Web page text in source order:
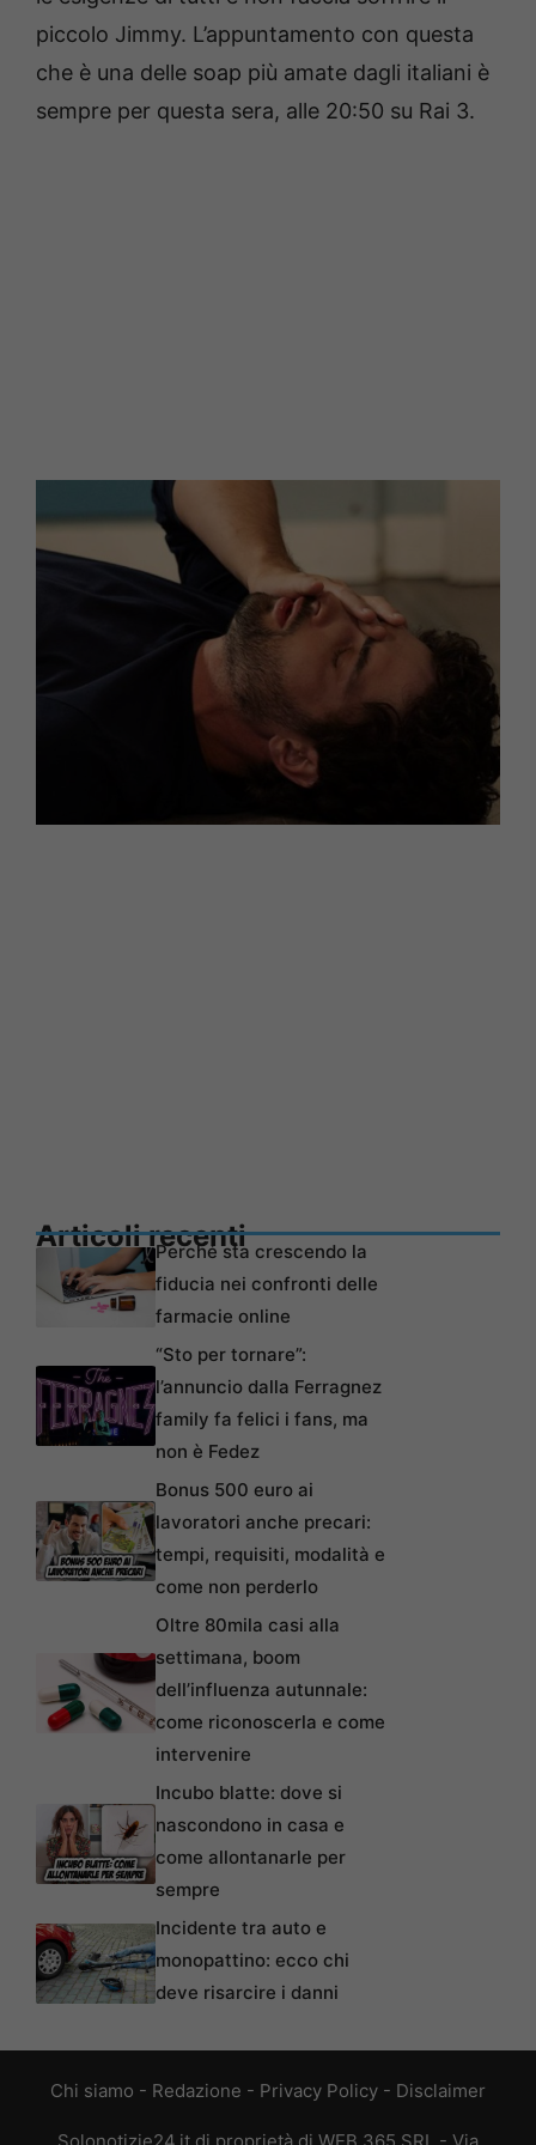
piccolo Jimmy. L’appuntamento con questa
che è una delle soap più amate dagli italiani è
sempre per questa sera, alle 20:50 su Rai 3.
Articoli recentiPerché sta crescendo la
fiducia nei confronti delle
farmacie online
“Sto per tornare”:
l’annuncio dalla Ferragnez
family fa felici i fans, ma
non è Fedez
Bonus 500 euro ai
lavoratori anche precari:
tempi, requisiti, modalità e
come non perderlo
Oltre 80mila casi alla
settimana, boom
dell’influenza autunnale:
come riconoscerla e come
intervenire
Incubo blatte: dove si
nascondono in casa e
come allontanarle per
sempre
Incidente tra auto e
monopattino: ecco chi
deve risarcire i danni
Chi siamo - Redazione - Privacy Policy - Disclaimer